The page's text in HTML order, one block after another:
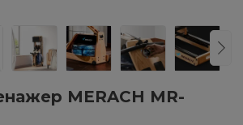
MERACH MR-